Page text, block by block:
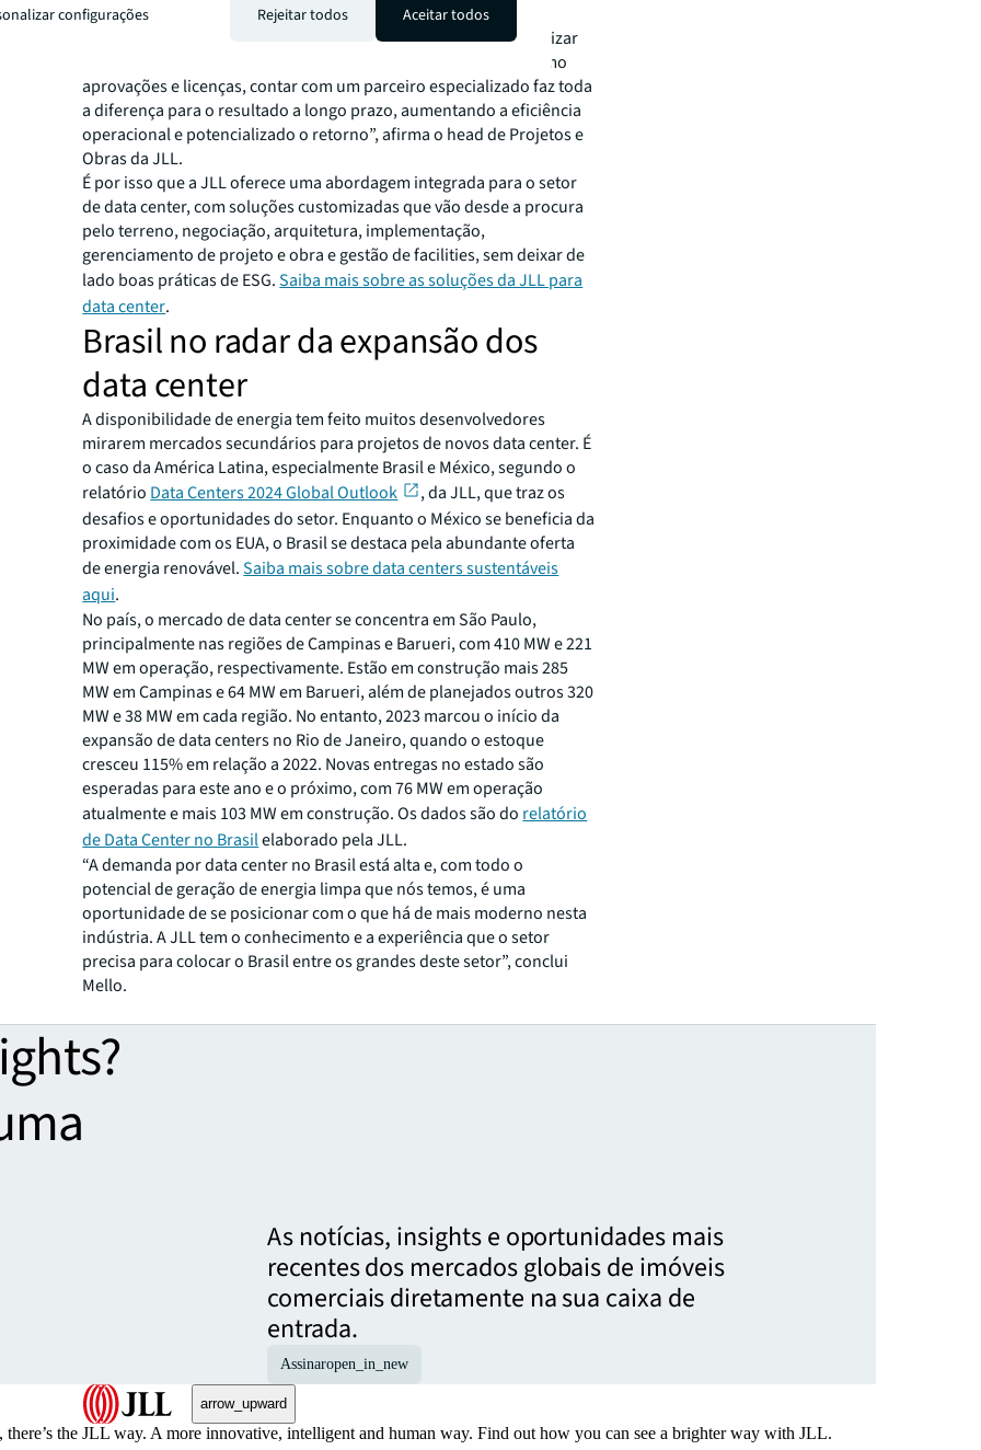
“De fato, os projetos de data center, que são operações críticas,
devem prever inúmeros aspectos relevantes que podem inviabilizar
uma operação. Para além de questões burocráticas da obra, como
aprovações e licenças, contar com um parceiro especializado faz toda
a diferença para o resultado a longo prazo, aumentando a eficiência
operacional e potencializado o retorno”, afirma o head de Projetos e
Obras da JLL.
É por isso que a JLL oferece uma abordagem integrada para o setor
de data center, com soluções customizadas que vão desde a procura
pelo terreno, negociação, arquitetura, implementação,
gerenciamento de projeto e obra e gestão de facilities, sem deixar de
lado boas práticas de ESG.Saiba mais sobre as soluções da JLL para
data center.
Brasil no radar da expansão dos
data center
A disponibilidade de energia tem feito muitos desenvolvedores
mirarem mercados secundários para projetos de novos data center. É
o caso da América Latina, especialmente Brasil e México, segundo o
relatório Data Centers 2024 Global Outlook
, da JLL, que traz os
desafios e oportunidades do setor. Enquanto o México se beneficia da
proximidade com os EUA, o Brasil se destaca pela abundante oferta
de energia renovável.Saiba mais sobre data centers sustentáveis
aqui.
No país, o mercado de data center se concentra em São Paulo,
principalmente nas regiões de Campinas e Barueri, com 410 MW e 221
MW em operação, respectivamente. Estão em construção mais 285
MW em Campinas e 64 MW em Barueri, além de planejados outros 320
MW e 38 MW em cada região. No entanto, 2023 marcou o início da
expansão de data centers no Rio de Janeiro, quando o estoque
cresceu 115% em relação a 2022. Novas entregas no estado são
esperadas para este ano e o próximo, com 76 MW em operação
atualmente e mais 103 MW em construção. Os dados são do relatório
de Data Center no Brasilelaborado pela JLL.
“A demanda por data center no Brasil está alta e, com todo o
potencial de geração de energia limpa que nós temos, é uma
oportunidade de se posicionar com o que há de mais moderno nesta
indústria. A JLL tem o conhecimento e a experiência que o setor
precisa para colocar o Brasil entre os grandes deste setor”, conclui
Mello.
As notícias, insights e oportunidades mais
recentes dos mercados globais de imóveis
comerciais diretamente na sua caixa de
entrada.
Assinaropen_in_new
arrow_upward
the JLL way. A more innovative, intelligent and human way. Find out how you can see a brighter way with JLL.
configurações Rejeitar todos Aceitar todos